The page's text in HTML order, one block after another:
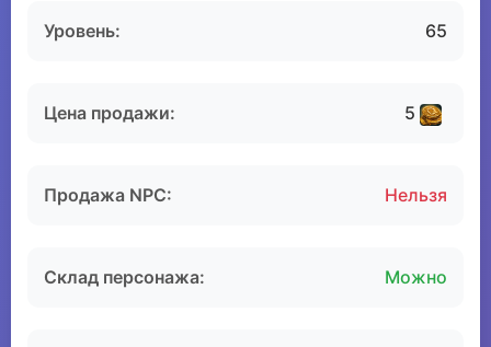
Уровень: 65
Цена продажи: 5
Продажа NPC: Нельзя
Склад персонажа: Можно